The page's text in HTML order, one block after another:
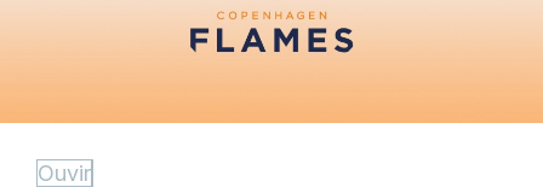
Ouvir